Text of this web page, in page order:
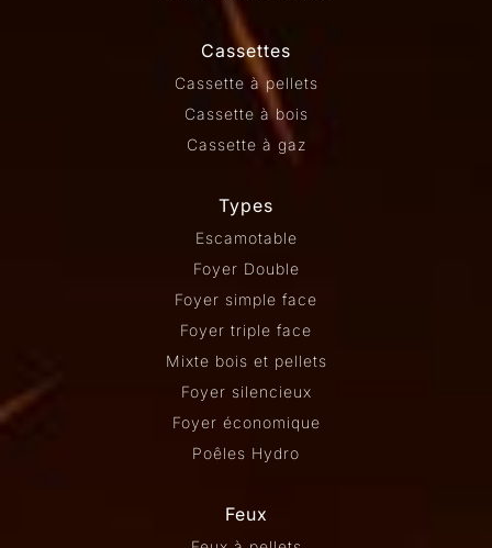
Cassettes
Cassette à pellets
Cassette à bois
Cassette à gaz
Types
Escamotable
Foyer Double
Foyer simple face
Foyer triple face
Mixte bois et pellets
Foyer silencieux
Foyer économique
Poêles Hydro
Feux